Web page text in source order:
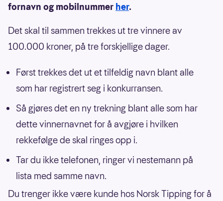
fornavn og mobilnummer her.
Det skal til sammen trekkes ut tre vinnere av
100.000 kroner, på tre forskjellige dager.
Først trekkes det ut et tilfeldig navn blant alle
som har registrert seg i konkurransen.
Så gjøres det en ny trekning blant alle som har
dette vinnernavnet for å avgjøre i hvilken
rekkefølge de skal ringes opp i.
Tar du ikke telefonen, ringer vi nestemann på
lista med samme navn.
Du trenger ikke være kunde hos Norsk Tipping for å